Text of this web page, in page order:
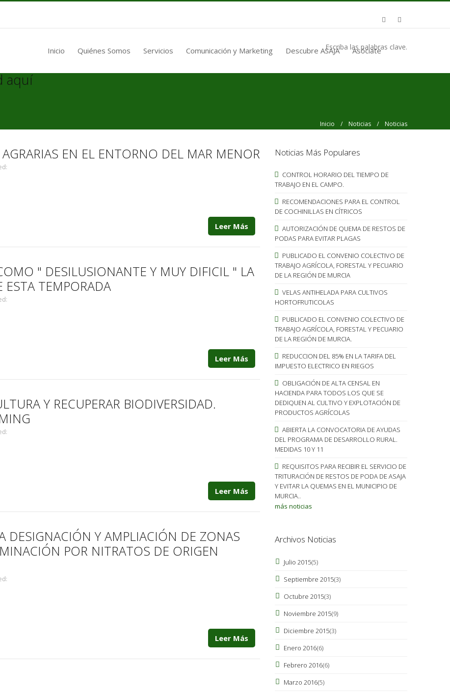
Inicio Quiénes Somos Servicios Comunicación y Marketing Descubre ASAJA Asóciate
Escriba las palabras clave.
aquí
Inicio / Noticias / Noticias
EN EL ENTORNO DEL MAR MENOR
Leer Más
" DESILUSIONANTE Y MUY DIFICIL " LA
ESTA TEMPORADA
Leer Más
Y RECUPERAR BIODIVERSIDAD.
Leer Más
DESIGNACIÓN Y AMPLIACIÓN DE ZONAS
POR NITRATOS DE ORIGEN
Leer Más
Noticias Más Populares
CONTROL HORARIO DEL TIEMPO DE
TRABAJO EN EL CAMPO.
RECOMENDACIONES PARA EL CONTROL
DE COCHINILLAS EN CÍTRICOS
AUTORIZACIÓN DE QUEMA DE RESTOS DE
PODAS PARA EVITAR PLAGAS
PUBLICADO EL CONVENIO COLECTIVO DE
TRABAJO AGRÍCOLA, FORESTAL Y PECUARIO
DE LA REGIÓN DE MURCIA
VELAS ANTIHELADA PARA CULTIVOS
HORTOFRUTICOLAS
PUBLICADO EL CONVENIO COLECTIVO DE
TRABAJO AGRÍCOLA, FORESTAL Y PECUARIO
DE LA REGIÓN DE MURCIA.
REDUCCION DEL 85% EN LA TARIFA DEL
IMPUESTO ELECTRICO EN RIEGOS
OBLIGACIÓN DE ALTA CENSAL EN
HACIENDA PARA TODOS LOS QUE SE
DEDIQUEN AL CULTIVO Y EXPLOTACIÓN DE
PRODUCTOS AGRÍCOLAS
ABIERTA LA CONVOCATORIA DE AYUDAS
DEL PROGRAMA DE DESARROLLO RURAL.
MEDIDAS 10 Y 11
REQUISITOS PARA RECIBIR EL SERVICIO DE
TRITURACIÓN DE RESTOS DE PODA DE ASAJA
Y EVITAR LA QUEMAS EN EL MUNICIPIO DE
MURCIA..
más noticias
Archivos Noticias
Julio 2015(5)
Septiembre 2015(3)
Octubre 2015(3)
Noviembre 2015(9)
Diciembre 2015(3)
Enero 2016(6)
Febrero 2016(6)
Marzo 2016(5)